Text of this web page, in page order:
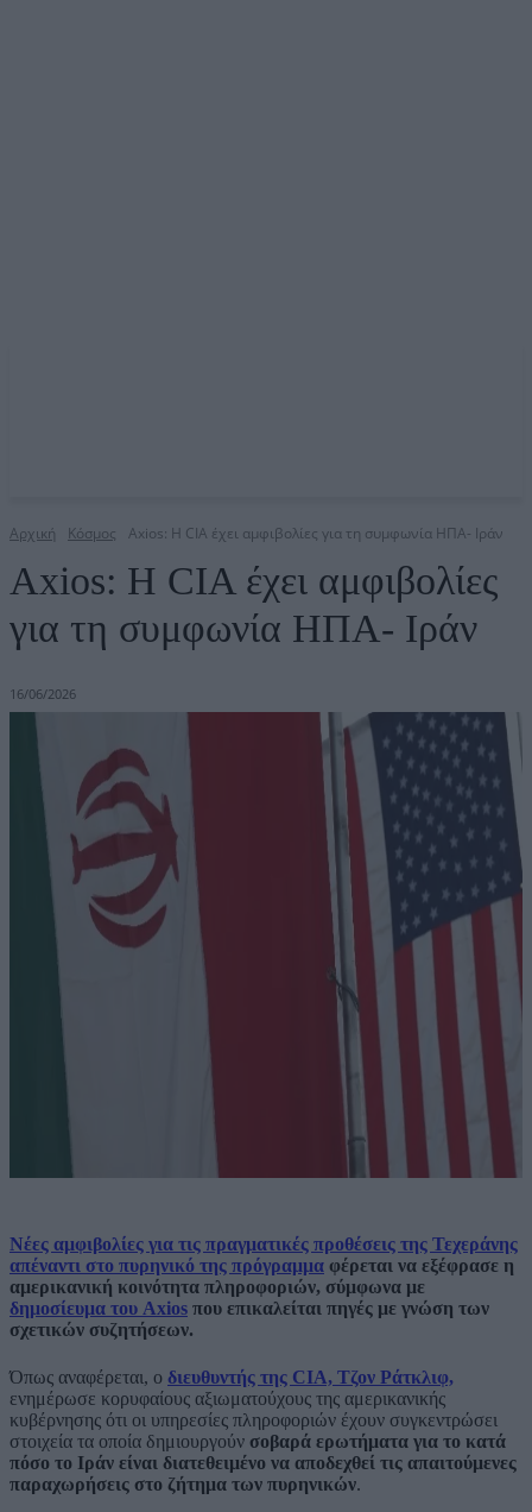
Αρχική Κόσμος Axios: Η CIA έχει αμφιβολίες για τη συμφωνία ΗΠΑ- Ιράν
Axios: Η CIA έχει αμφιβολίες
για τη συμφωνία ΗΠΑ- Ιράν
16/06/2026
Νέες αμφιβολίες για τις πραγματικές προθέσεις της Τεχεράνης
απέναντι στο πυρηνικό της πρόγραμμα φέρεται να εξέφρασε η
αμερικανική κοινότητα πληροφοριών, σύμφωνα με
δημοσίευμα του Axios που επικαλείται πηγές με γνώση των
σχετικών συζητήσεων.
Όπως αναφέρεται, ο διευθυντής της CIA, Τζον Ράτκλιφ,
ενημέρωσε κορυφαίους αξιωματούχους της αμερικανικής
κυβέρνησης ότι οι υπηρεσίες πληροφοριών έχουν συγκεντρώσει
στοιχεία τα οποία δημιουργούν σοβαρά ερωτήματα για το κατά
πόσο το Ιράν είναι διατεθειμένο να αποδεχθεί τις απαιτούμενες
παραχωρήσεις στο ζήτημα των πυρηνικών.